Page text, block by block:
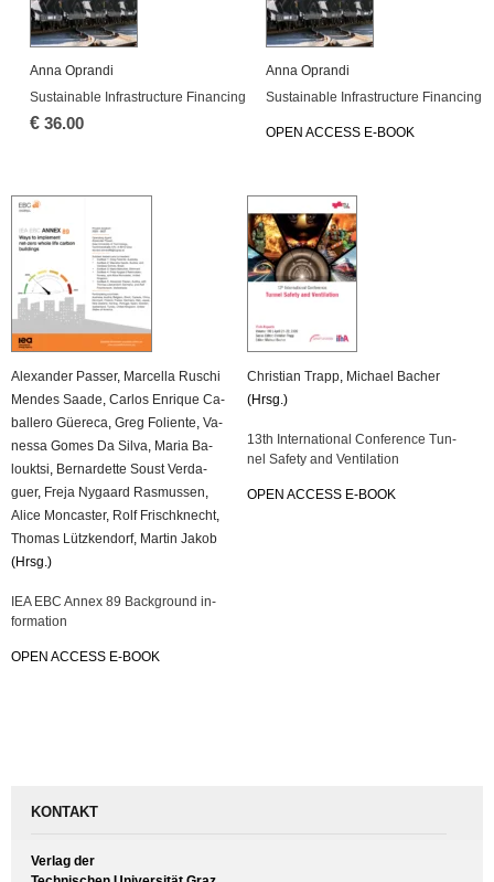
Anna Opran­di
Sustainable In­fra­struc­tu­re Fi­nan­cing
€ 36.00
Anna Opran­di
Sustainable In­fra­struc­tu­re Fi­nan­cing
OPEN AC­CESS E-BOOK
Alex­an­der Pas­ser, Mar­cel­la Ru­schi
Men­des Saade Car­los En­ri­que Ca­
bal­le­ro Güe­re­ca Greg Fo­li­en­te Va­
nes­sa Gomes Da Silva Maria Ba­
loukt­si Ber­nar­det­te Soust Ver­da­
guer, Freja Ny­gaard Ras­mus­sen
Alice Mon­cas­ter, Rolf Frisch­knecht
Tho­mas Lütz­ken­dorf, Mar­tin Jakob
(Hrsg.)
IEA EBC Annex 89 Back­ground in­
for­ma­ti­on
OPEN AC­CESS E-BOOK
Chris­ti­an Trapp Mi­cha­el Ba­cher
(Hrsg.)
13th In­ter­na­tio­nal Con­fe­rence Tun­
nel Safe­ty and Ven­ti­la­ti­on
OPEN AC­CESS E-BOOK
KONTAKT
Verlag der